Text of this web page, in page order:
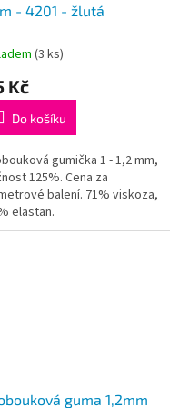
- 4201 - žlutá
(3 ks)
Kč
Do košíku
gumička 1 - 1,2 mm,
125%. Cena za
balení. 71% viskoza,
elastan.
guma 1,2mm